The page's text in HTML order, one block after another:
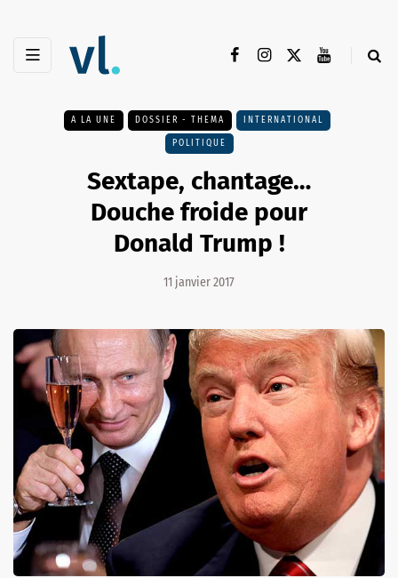
A LA UNE DOSSIER - THEMA INTERNATIONAL
POLITIQUE
Sextape, chantage…
Douche froide pour
Donald Trump !
11 janvier 2017